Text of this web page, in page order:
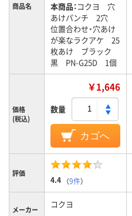
商品名 本商品：コクヨ 穴
あけパンチ 2穴
位置合わせ・穴あけ
が楽なラクアケ 25
枚あけ ブラック
黒 PN-G25D 1個
価格
(税込)
￥1,646
数量
カゴへ
評価
4.4 （9件）
メーカー コクヨ